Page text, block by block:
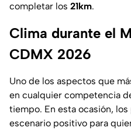
completar los 21km.
Clima durante el
CDMX 2026
Uno de los aspectos que
en cualquier competencia
tiempo. En esta ocasión,
escenario positivo para